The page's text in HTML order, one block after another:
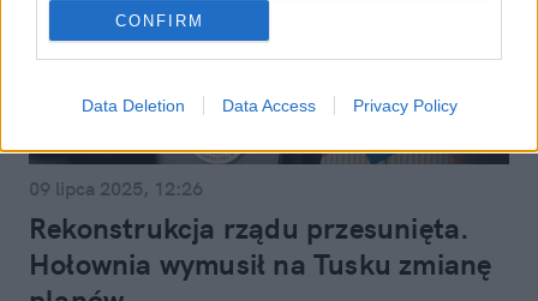
CONFIRM
Data Deletion Data Access Privacy Policy
09 lipca 2025, 12:26
Rekonstrukcja rządu przesunięta.
Hołownia wymusił na Tusku zmianę